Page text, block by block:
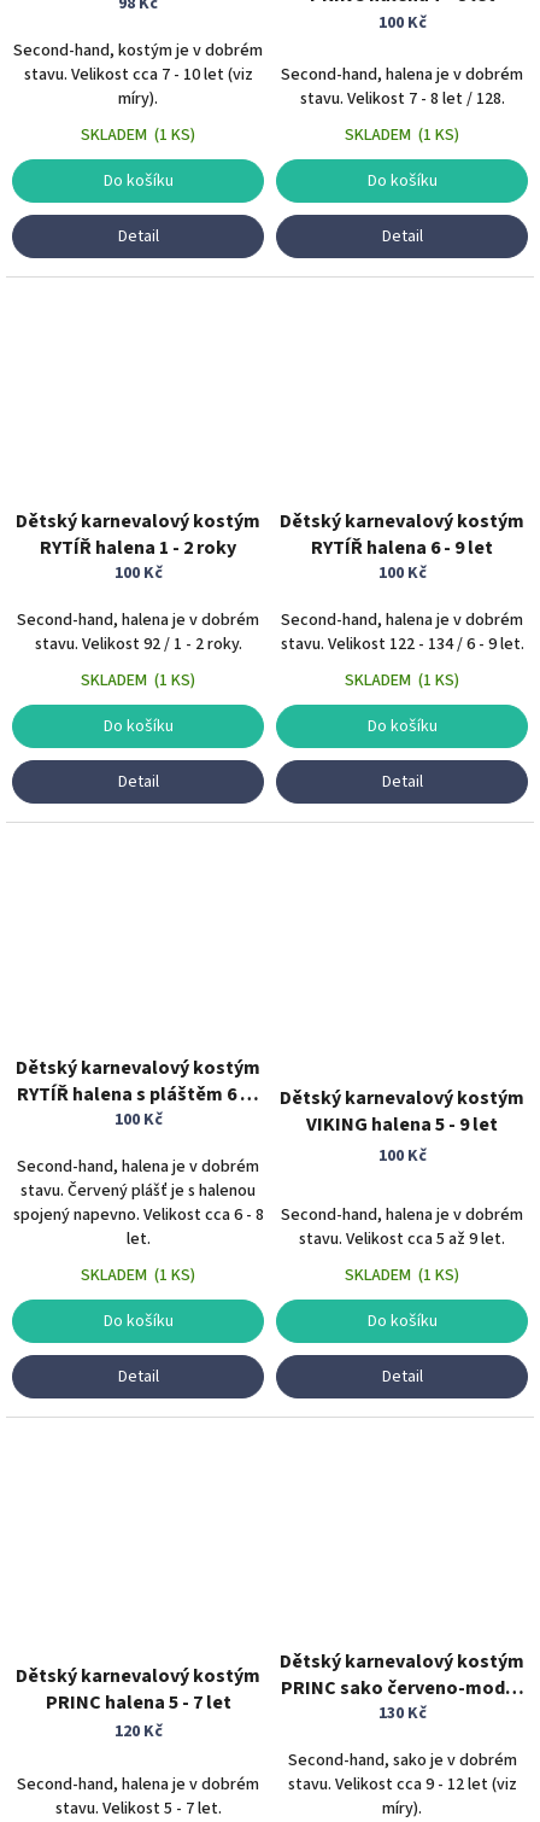
Second-hand, kostým je v dobrém
stavu. Velikost cca 7 - 10 let (viz
míry).
SKLADEM (1 KS)
Do košíku
Detail
100 Kč
Second-hand, halena je v dobrém
stavu. Velikost 7 - 8 let / 128.
SKLADEM (1 KS)
Do košíku
Detail
Dětský karnevalový kostým
RYTÍŘ halena 1 - 2 roky
100 Kč
Second-hand, halena je v dobrém
stavu. Velikost 92 / 1 - 2 roky.
SKLADEM (1 KS)
Do košíku
Detail
Dětský karnevalový kostým
RYTÍŘ halena 6 - 9 let
100 Kč
Second-hand, halena je v dobrém
stavu. Velikost 122 - 134 / 6 - 9 let.
SKLADEM (1 KS)
Do košíku
Detail
Dětský karnevalový kostým
RYTÍŘ halena s pláštěm 6 - 8
let
100 Kč
Second-hand, halena je v dobrém
stavu. Červený plášť je s halenou
spojený napevno. Velikost cca 6 - 8
let.
SKLADEM (1 KS)
Do košíku
Detail
Dětský karnevalový kostým
VIKING halena 5 - 9 let
100 Kč
Second-hand, halena je v dobrém
stavu. Velikost cca 5 až 9 let.
SKLADEM (1 KS)
Do košíku
Detail
Dětský karnevalový kostým
PRINC halena 5 - 7 let
120 Kč
Second-hand, halena je v dobrém
stavu. Velikost 5 - 7 let.
Dětský karnevalový kostým
PRINC sako červeno-modré
9 - 12 let
130 Kč
Second-hand, sako je v dobrém
stavu. Velikost cca 9 - 12 let (viz
míry).